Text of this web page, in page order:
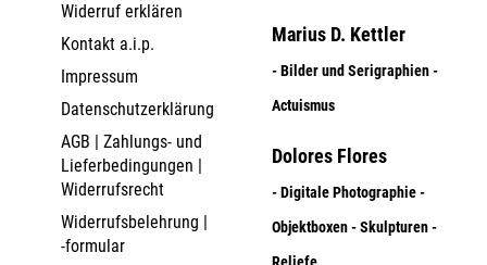
Widerruf erklären
Kontakt a.i.p.
Impressum
Datenschutzerklärung
AGB | Zahlungs- und
Lieferbedingungen |
Widerrufsrecht
Widerrufsbelehrung |
-formular
Marius D. Kettler
- Bilder und Serigraphien -
Actuismus
Dolores Flores
- Digitale Photographie -
Objektboxen - Skulpturen -